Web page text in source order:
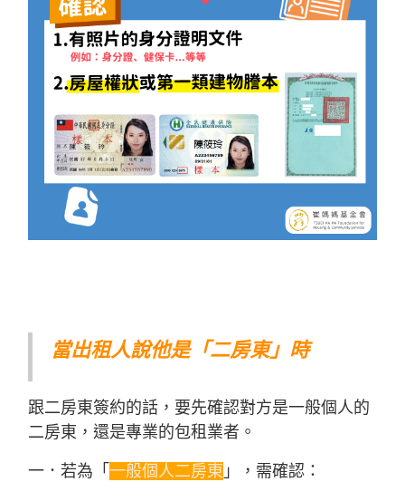
當出租人說他是「二房東」時
跟二房東簽約的話，要先確認對方是一般個人的
二房東，還是專業的包租業者。
一．若為「 一般個人二房東 」，需確認：